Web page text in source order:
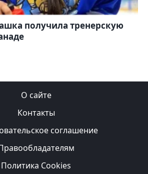
получила тренерскую
О сайте
Контакты
соглашение
Политика Cookies